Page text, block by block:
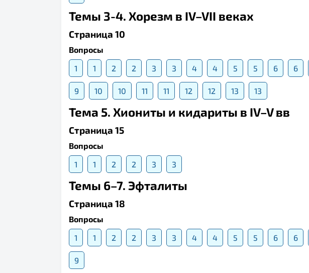
Темы 3-4. Хорезм в IV–VII веках
Страница 10
Вопросы
1
1 2 2 3 3 4 4 5 5 6 6
9 10 10 11 11 12 12 13 13
Тема 5. Хиониты и кидариты в IV–V вв
Страница 15
Вопросы
1
1 2 2 3 3
Темы 6–7. Эфталиты
Страница 18
Вопросы
1
1 2 2 3 3 4 4 5 5 6 6
9